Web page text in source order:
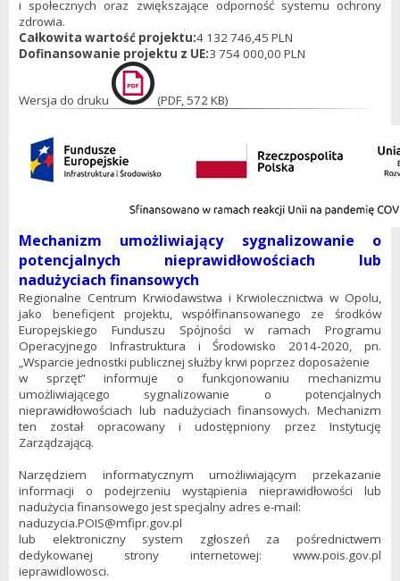
i społecznych oraz zwiększające odporność systemu ochrony
zdrowia.
Całkowita wartość projektu:4 132 746,45 PLN
Dofinansowanie projektu z UE:3 754 000,00 PLN
Wersja do druku (PDF, 572 KB)
Mechanizm umożliwiający sygnalizowanie o
potencjalnych nieprawidłowościach lub
nadużyciach finansowych
Regionalne Centrum Krwiodawstwa i Krwiolecznictwa w Opolu,
jako beneficjent projektu, współfinansowanego ze środków
Europejskiego Funduszu Spójności w ramach Programu
Operacyjnego Infrastruktura i Środowisko 2014-2020, pn.
„Wsparcie jednostki publicznej służby krwi poprzez doposażenie
w sprzęt” informuje o funkcjonowaniu mechanizmu
umożliwiającego sygnalizowanie o potencjalnych
nieprawidłowościach lub nadużyciach finansowych. Mechanizm
ten został opracowany i udostępniony przez Instytucję
Zarządzającą.
Narzędziem informatycznym umożliwiającym przekazanie
informacji o podejrzeniu wystąpienia nieprawidłowości lub
nadużycia finansowego jest specjalny adres e-mail:
naduzycia.POIS@mfipr.gov.pl
lub elektroniczny system zgłoszeń za pośrednictwem
dedykowanej strony internetowej: www.pois.gov.pl
ieprawidlowosci.